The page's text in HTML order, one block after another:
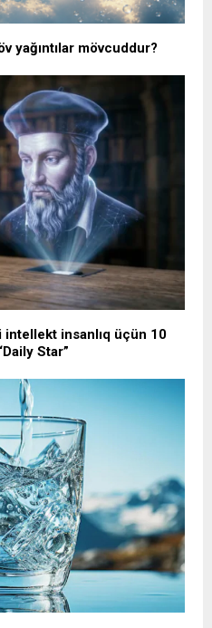
yağıntılar mövcuddur?
intellekt insanlıq üçün 10
Star”